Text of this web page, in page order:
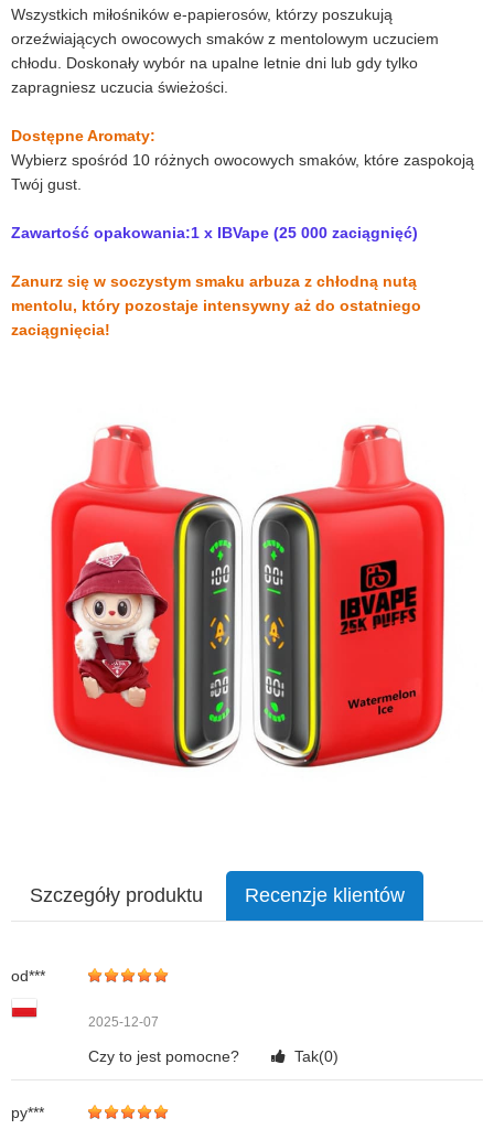
Wszystkich miłośników e-papierosów, którzy poszukują
orzeźwiających owocowych smaków z mentolowym uczuciem
chłodu. Doskonały wybór na upalne letnie dni lub gdy tylko
zapragniesz uczucia świeżości.
Dostępne Aromaty:
Wybierz spośród 10 różnych owocowych smaków, które zaspokoją
Twój gust.
Zawartość opakowania:1 x IBVape (25 000 zaciągnięć)
Zanurz się w soczystym smaku arbuza z chłodną nutą
mentolu, który pozostaje intensywny aż do ostatniego
zaciągnięcia!
Szczegóły produktu Recenzje klientów
od***
2025-12-07
Czy to jest pomocne? Tak(0)
py***